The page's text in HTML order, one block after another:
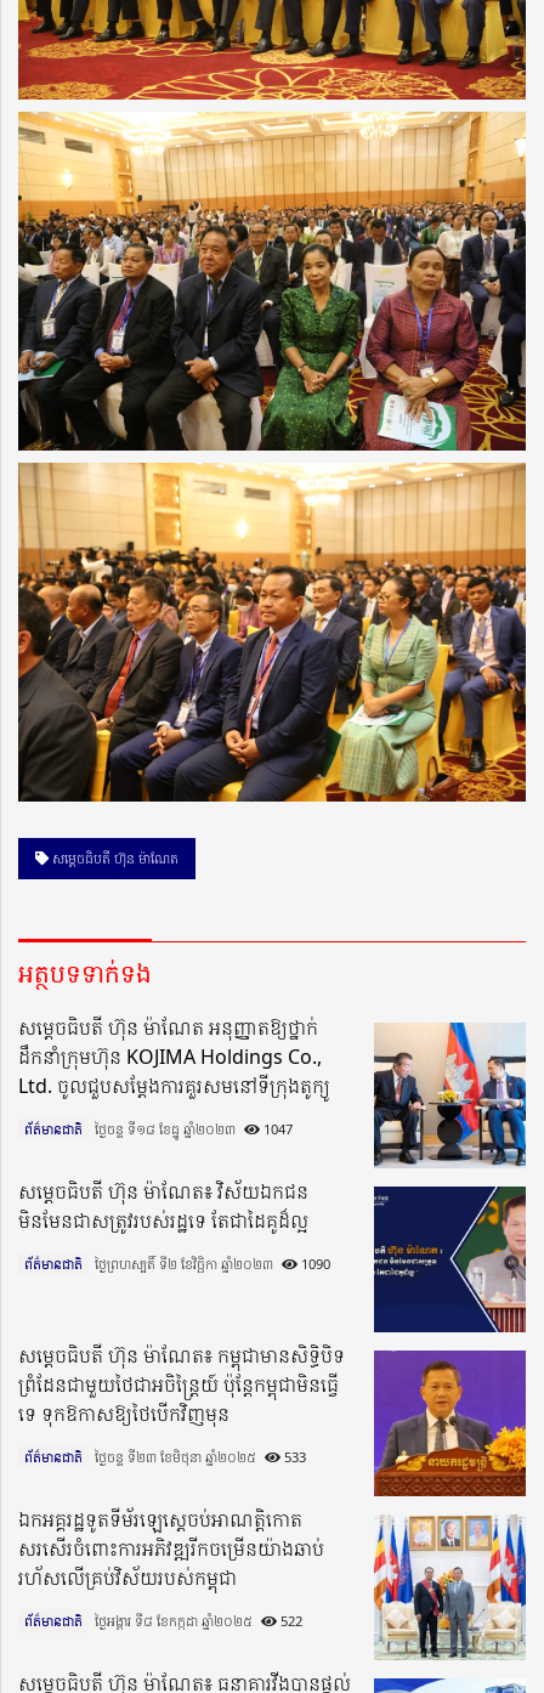
សម្ដេចធិបតី ហ៊ុន ម៉ាណែត
អត្ថបទទាក់ទង
សម្តេចធិបតី ហ៊ុន ម៉ាណែត អនុញ្ញាតឱ្យថ្នាក់
ដឹកនាំក្រុមហ៊ុន KOJIMA Holdings Co.,
Ltd. ចូលជួបសម្តែងការគួរសមនៅទីក្រុងតូក្យូ
ព័ត៌មានជាតិ ថ្ងៃចន្ទ ទី១៨ ខែធ្នូ ឆ្នាំ២០២៣​ 1047
សម្ដេចធិបតី ហ៊ុន ម៉ាណែត៖ វិស័យឯកជន
មិនមែនជាសត្រូវរបស់រដ្ឋទេ តែជាដៃគូដ៏ល្អ
ព័ត៌មានជាតិ ថ្ងៃព្រហស្បតិ៍ ទី២ ខែវិច្ឆិកា ឆ្នាំ២០២៣​ 1090
សម្តេចធិបតី ហ៊ុន ម៉ាណែត៖ កម្ពុជាមានសិទ្ធិបិទ
ព្រំដែនជាមួយថៃជាអចិន្រ្តៃយ៍ ប៉ុន្តែកម្ពុជាមិនធ្វើ
ទេ ទុកឱកាសឱ្យថៃបើកវិញមុន
ព័ត៌មានជាតិ ថ្ងៃចន្ទ ទី២៣ ខែមិថុនា ឆ្នាំ២០២៥​ 533
ឯកអគ្គរដ្ឋទូតទីម័រឡេស្ដេចប់អាណត្តិកោត
សរសើរចំពោះការអភិវឌ្ឍរីកចម្រើនយ៉ាងឆាប់
រហ័សលើគ្រប់វិស័យរបស់កម្ពុជា
ព័ត៌មានជាតិ ថ្ងៃអង្គារ ទី៨ ខែកក្កដា ឆ្នាំ២០២៥​ 522
សម្តេចធិបតី ហ៊ុន ម៉ាណែត៖ ធនាគារវីងបានផ្តល់